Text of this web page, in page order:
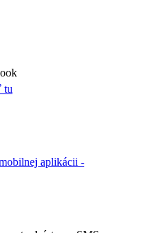
tu
aplikácii -